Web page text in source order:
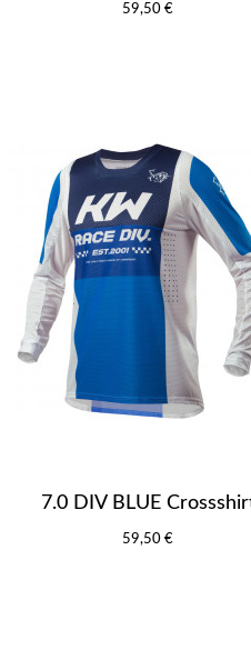
59,50 €
7.0 DIV BLUE
59,50 €